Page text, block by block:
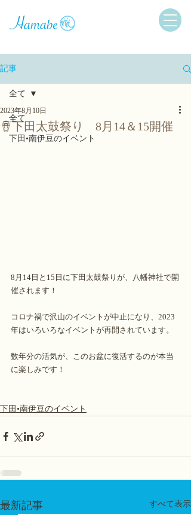
記事
全て
下田•南伊豆のイベント
全て
🪘下田太鼓祭り 8月14＆15開催
2023年8月10日
8月14日と15日に下田太鼓祭りが、八幡神社で開
催されます！
コロナ禍で沢山のイベントが中止になり、2023
年はいろいろなイベントが再開されています。
数年分の活気が、このお盆に復活するのが本当
に楽しみです！
下田•南伊豆のイベント
最新記事 すべて表示